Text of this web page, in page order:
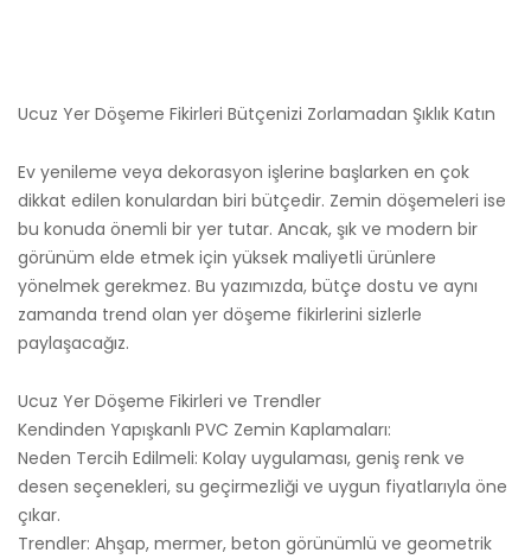
Ucuz Yer Döşeme Fikirleri Bütçenizi Zorlamadan Şıklık Katın
Ev yenileme veya dekorasyon işlerine başlarken en çok
dikkat edilen konulardan biri bütçedir. Zemin döşemeleri ise
bu konuda önemli bir yer tutar. Ancak, şık ve modern bir
görünüm elde etmek için yüksek maliyetli ürünlere
yönelmek gerekmez. Bu yazımızda, bütçe dostu ve aynı
zamanda trend olan yer döşeme fikirlerini sizlerle
paylaşacağız.
Ucuz Yer Döşeme Fikirleri ve Trendler
Kendinden Yapışkanlı PVC Zemin Kaplamaları:
Neden Tercih Edilmeli: Kolay uygulaması, geniş renk ve
desen seçenekleri, su geçirmezliği ve uygun fiyatlarıyla öne
çıkar.
Trendler: Ahşap, mermer, beton görünümlü ve geometrik